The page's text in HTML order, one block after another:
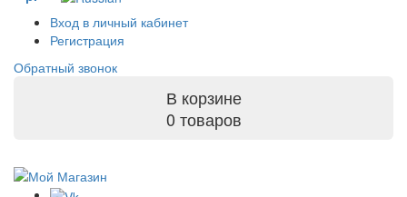
Вход в личный кабинет
Регистрация
Обратный звонок
В корзине
0 товаров